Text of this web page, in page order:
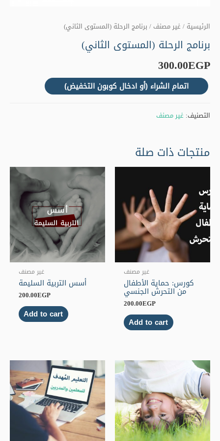
الرئيسية / غير مصنف / برنامج الرحلة (المستوى الثاني)
برنامج الرحلة (المستوى الثاني)
300.00EGP
اتمام الشراء (أو ادخال كوبون التخفيض)
التصنيف: غير مصنف
منتجات ذات صلة
غير مصنف
كورس: حماية الأطفال
من التحرش الجنسي
200.00EGP
Add to cart
غير مصنف
أسس التربية السليمة
200.00EGP
Add to cart